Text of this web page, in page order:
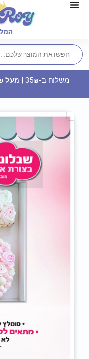
משלוח ב-35₪ | מעל 599₪ משלוח חינם או איסוף עצמי